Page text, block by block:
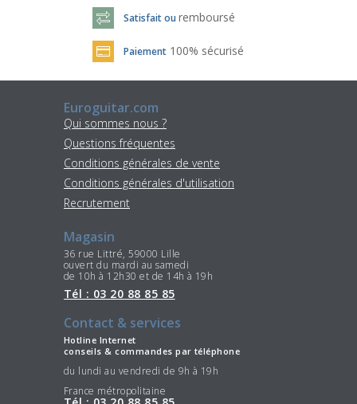
Satisfait ou remboursé
Paiement 100% sécurisé
Euroguitar.com
Qui sommes nous ?
Questions fréquentes
Conditions générales de vente
Conditions générales d'utilisation
Recrutement
Magasin
36 rue Littré, 59000 Lille
ouvert du mardi au samedi
de 10h à 12h30 et de 14h à 19h
Tél : 03 20 88 85 85
Contact & services
Hotline Internet
conseils & commandes par téléphone
du lundi au vendredi de 9h à 19h
France métropolitaine